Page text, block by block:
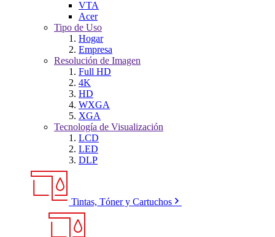
VTA
Acer
Tipo de Uso
Hogar
Empresa
Resolución de Imagen
Full HD
4K
HD
WXGA
XGA
Tecnología de Visualización
LCD
LED
DLP
Tintas, Tóner y Cartuchos